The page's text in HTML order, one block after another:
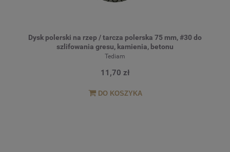
Dysk polerski na rzep / tarcza polerska 75 mm, #30 do
szlifowania gresu, kamienia, betonu
Tediam
11,70 zł
DO KOSZYKA